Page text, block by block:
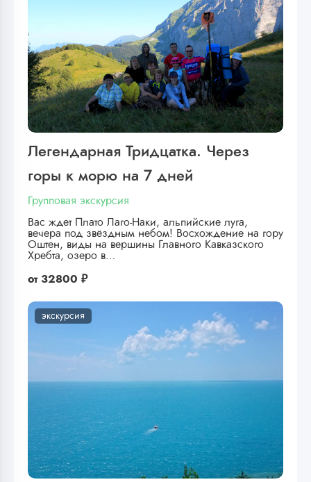
Легендарная Тридцатка. Через
горы к морю на 7 дней
Групповая экскурсия
Вас ждет Плато Лаго-Наки, альпийские луга,
вечера под звёздным небом! Восхождение на гору
Оштен, виды на вершины Главного Кавказского
Хребта, озеро в…
от 32800 ₽
экскурсия